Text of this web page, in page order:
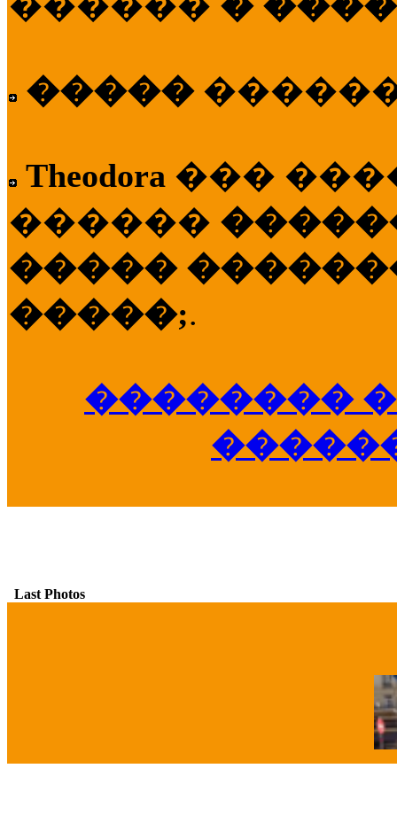
�����
Theodora ���
������
�����
�����;.
��������
Last Photos